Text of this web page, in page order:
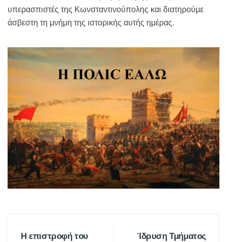
υπερασπιστές της Κωνσταντινούπολης και διατηρούμε
άσβεστη τη μνήμη της ιστορικής αυτής ημέρας.
Η επιστροφή του
Ίδρυση Τμήματος